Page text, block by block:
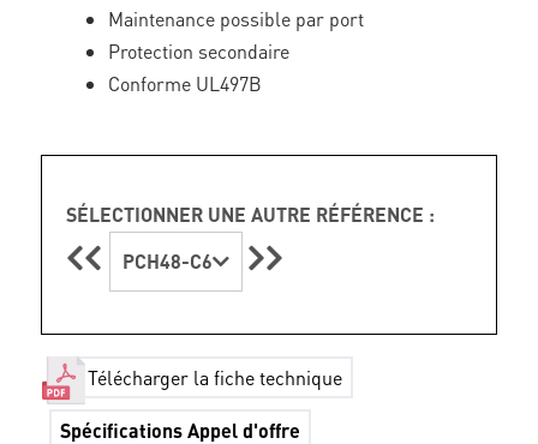
Maintenance possible par port
Protection secondaire
Conforme UL497B
SÉLECTIONNER UNE AUTRE RÉFÉRENCE :
PCH48-C6
Télécharger la fiche technique
Spécifications Appel d'offre